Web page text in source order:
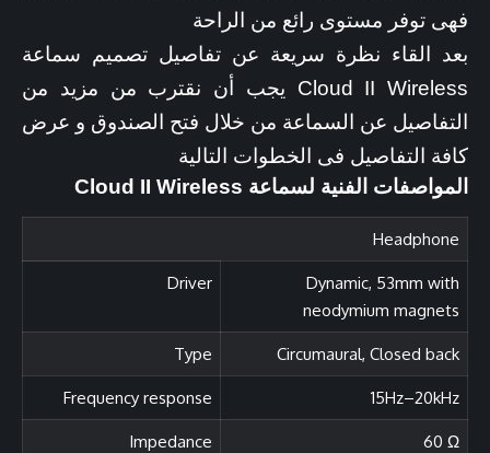
فهى توفر مستوى رائع من الراحة
بعد القاء نظرة سريعة عن تفاصيل تصميم سماعة
Cloud II Wireless يجب أن نقترب من مزيد من
التفاصيل عن السماعة من خلال فتح الصندوق و عرض
كافة التفاصيل فى الخطوات التالية
المواصفات الفنية لسماعة Cloud II Wireless
Headphone
Dynamic, 53mm with
neodymium magnets
Driver
Circumaural, Closed back
Type
15Hz–20kHz
Frequency response
60 Ω
Impedance